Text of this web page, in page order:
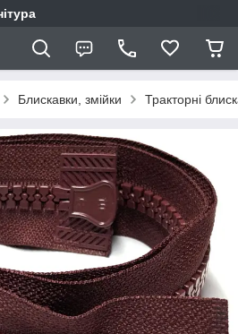
Блискавки, змійки Тракторні